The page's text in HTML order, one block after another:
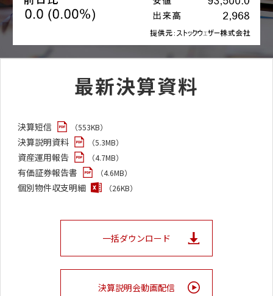
最新決算資料
決算短信 （553KB）
決算説明資料 （5.3MB）
資産運用報告 （4.7MB）
有価証券報告書 （4.6MB）
個別物件収支明細 （26KB）
一括ダウンロード
決算説明会動画配信